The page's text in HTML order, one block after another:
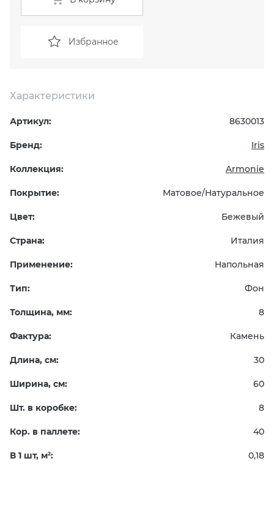
PERONDA
PORCELANOSA
SANT’AGOSTINO
УРАЛЬСКИЙ ГРАНИТ
Характеристики
Артикул: 8630013
Бренд: Iris
Коллекция: Armonie
Покрытие: Матовое/Натуральное
Цвет: Бежевый
Страна: Италия
Применение: Напольная
Тип: Фон
Толщина, мм: 8
Фактура: Камень
Длина, см: 30
Ширина, см: 60
Шт. в коробке: 8
Кор. в паллете: 40
В 1 шт, м2: 0,18
Избранное